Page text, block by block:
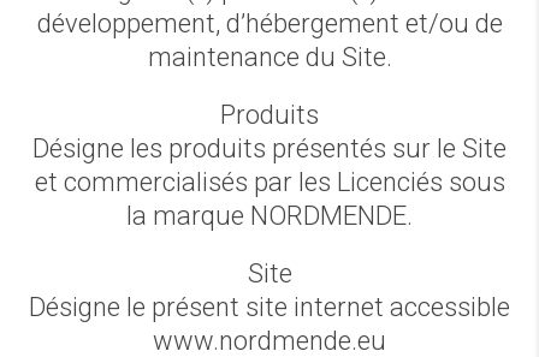
développement, d’hébergement et/ou de
maintenance du Site.
Produits
Désigne les produits présentés sur le Site
et commercialisés par les Licenciés sous
la marque NORDMENDE.
Site
Désigne le présent site internet accessible
www.nordmende.eu